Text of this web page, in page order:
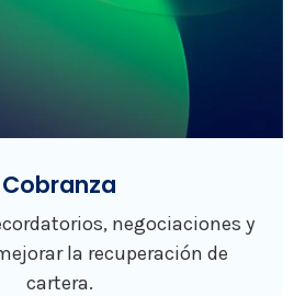
Cobranza
negociaciones y
la recuperación de
cartera.